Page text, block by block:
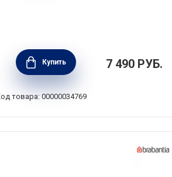
Make & Take 360 мл, белый,
сталь + пластик, Brabantia,
228704
Купить 7 490 РУБ.
товара: 00000034769